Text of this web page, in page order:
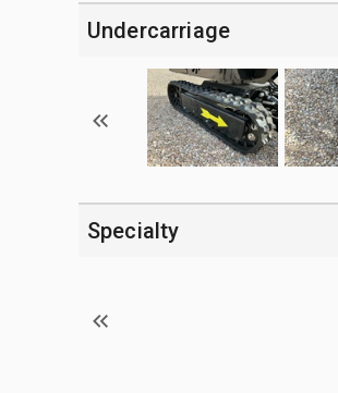
Undercarriage
Specialty